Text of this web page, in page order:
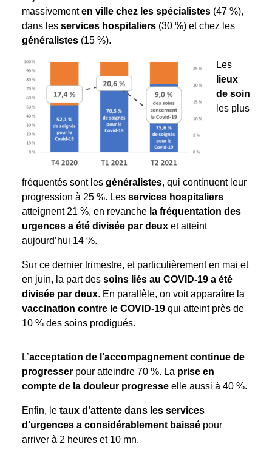
massivementen ville chez les spécialistes(47 %),
dans les services hospitaliers(30 %) et chez les
généralistes(15 %).
Les
lieux
de soin
les plus
fréquentés sont les généralistes, qui continuent leur
progression à 25 %. Les services hospitaliers
atteignent 21 %, en revanche la fréquentation des
urgences a été divisée par deuxet atteint
aujourd’hui 14 %.
Sur ce dernier trimestre, et particulièrement en mai et
en juin, la part des soins liés au COVID-19 a été
divisée par deux. En parallèle, on voit apparaître la
vaccination contre le COVID-19qui atteint près de
10 % des soins prodigués.
L’acceptation de l’accompagnement continue de
progresserpour atteindre 70 %. La prise en
compte de la douleur progresseelle aussi à 40 %.
Enfin, le taux d’attente dans les services
d’urgences a considérablement baissépour
arriver à 2 heures et 10 mn.